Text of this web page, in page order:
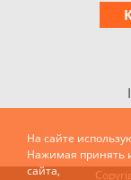
На сайте
Нажимая принять
сайта,